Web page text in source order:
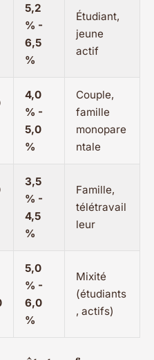
5,2
% -
6,5
%
Étudiant,
jeune
actif
4,0
% -
5,0
%
Couple,
famille
monopare
ntale
3,5
% -
4,5
%
Famille,
télétravail
leur
5,0
% -
6,0
%
Mixité
(étudiants
, actifs)